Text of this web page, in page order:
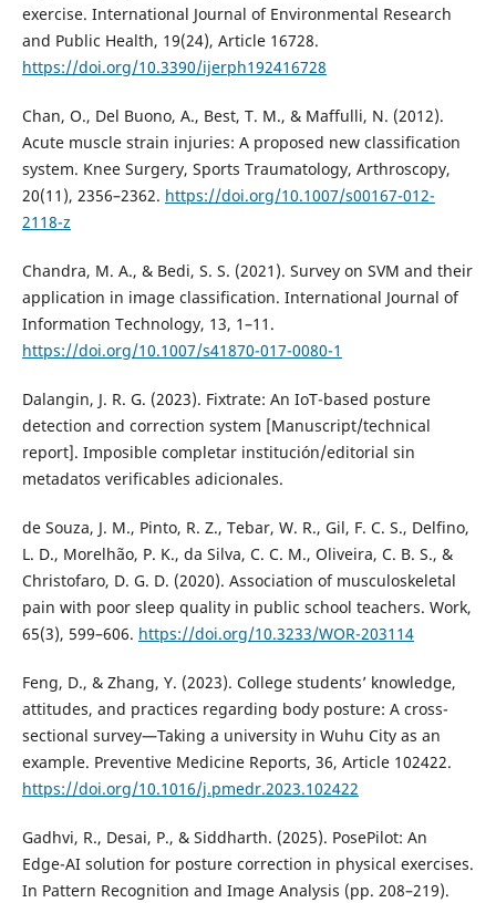
exercise. International Journal of Environmental Research
and Public Health, 19(24), Article 16728.
https://doi.org/10.3390/ijerph192416728
Chan, O., Del Buono, A., Best, T. M., & Maffulli, N. (2012).
Acute muscle strain injuries: A proposed new classification
system. Knee Surgery, Sports Traumatology, Arthroscopy,
20(11), 2356–2362. https://doi.org/10.1007/s00167-012-
2118-z
Chandra, M. A., & Bedi, S. S. (2021). Survey on SVM and their
application in image classification. International Journal of
Information Technology, 13, 1–11.
https://doi.org/10.1007/s41870-017-0080-1
Dalangin, J. R. G. (2023). Fixtrate: An IoT-based posture
detection and correction system [Manuscript/technical
report]. Imposible completar institución/editorial sin
metadatos verificables adicionales.
de Souza, J. M., Pinto, R. Z., Tebar, W. R., Gil, F. C. S., Delfino,
L. D., Morelhão, P. K., da Silva, C. C. M., Oliveira, C. B. S., &
Christofaro, D. G. D. (2020). Association of musculoskeletal
pain with poor sleep quality in public school teachers. Work,
65(3), 599–606. https://doi.org/10.3233/WOR-203114
Feng, D., & Zhang, Y. (2023). College students’ knowledge,
attitudes, and practices regarding body posture: A cross-
sectional survey—Taking a university in Wuhu City as an
example. Preventive Medicine Reports, 36, Article 102422.
https://doi.org/10.1016/j.pmedr.2023.102422
Gadhvi, R., Desai, P., & Siddharth. (2025). PosePilot: An
Edge-AI solution for posture correction in physical exercises.
In Pattern Recognition and Image Analysis (pp. 208–219).